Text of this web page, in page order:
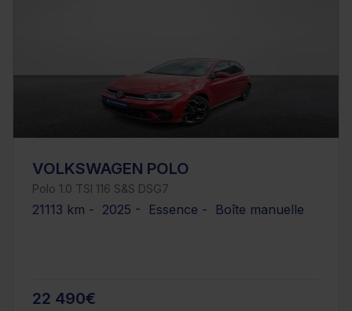
VOLKSWAGEN POLO
Polo 1.0 TSI 116 S&S DSG7
21113 km - 2025 - Essence - Boîte manuelle
22 490€